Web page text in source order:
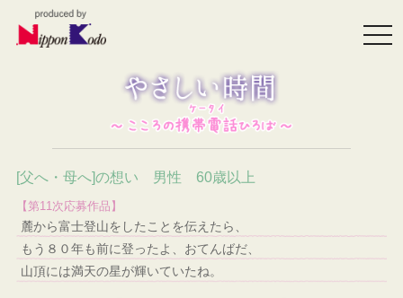
[父へ・母へ]の想い 男性 60歳以上
【第11次応募作品】
麓から富士登山をしたことを伝えたら、
もう８０年も前に登ったよ、おてんばだ、
山頂には満天の星が輝いていたね。